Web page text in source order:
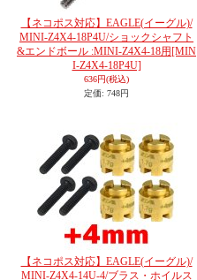
【ネコポス対応】EAGLE(イーグル)/
MINI-Z4X4-18P4U/ショックシャフト
&エンドボール :MINI-Z4X4-18用 [MIN
I-Z4X4-18P4U]
636円(税込)
定価: 748円
【ネコポス対応】EAGLE(イーグル)/
MINI-Z4X4-14U-4/ブラス・ホイルス